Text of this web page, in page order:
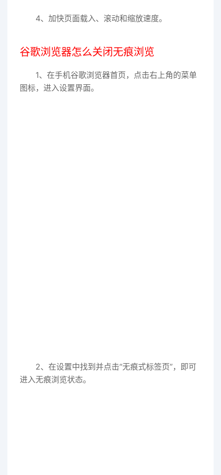
4、加快页面载入、滚动和缩放速度。
谷歌浏览器怎么关闭无痕浏览
1、在手机谷歌浏览器首页，点击右上角的菜单
图标，进入设置界面。
2、在设置中找到并点击“无痕式标签页”，即可
进入无痕浏览状态。